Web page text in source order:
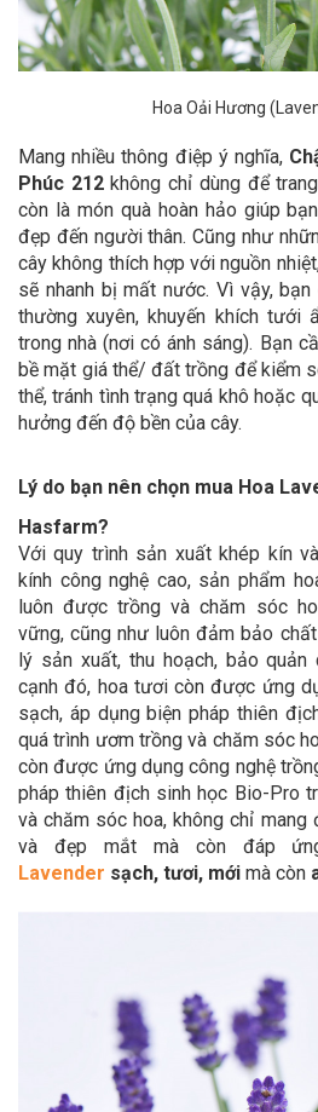
Hoa Oải Hương
Mang nhiều thông điệp ý nghĩa,
Phúc 212không chỉ dùng để
còn là món quà hoàn hảo giúp
đẹp đến người thân. Cũng như
cây không thích hợp với nguồn
sẽ nhanh bị mất nước. Vì vậy,
thường xuyên, khuyến khích
trong nhà (nơi có ánh sáng). Bạn
bề mặt giá thể/ đất trồng để kiểm
thể, tránh tình trạng quá khô hoặc
hưởng đến độ bền của cây.
Lý do bạn nên chọn mua Hoa
Hasfarm?
Với quy trình sản xuất khép kín
kính công nghệ cao, sản phẩm
luôn được trồng và chăm sóc
vững, cũng như luôn đảm bảo
lý sản xuất, thu hoạch, bảo quản
cạnh đó, hoa tươi còn được ứng
sạch, áp dụng biện pháp thiên
quá trình ươm trồng và chăm sóc
còn được ứng dụng công nghệ
pháp thiên địch sinh học Bio-Pro
và chăm sóc hoa, không chỉ mang
và đẹp mắt mà còn đáp
Lavender sạch, tươi, mới mà còn